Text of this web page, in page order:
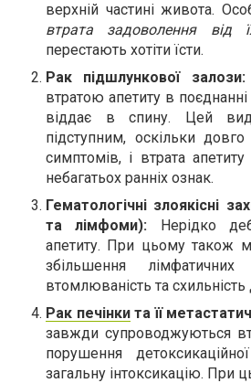
верхній частині живота.
втрата задоволення від
перестають хотіти їсти.
Рак підшлункової залози:
втратою апетиту в
віддає в спину. Цей
підступним, оскільки
симптомів, і втрата
небагатьох ранніх ознак.
Гематологічні злоякісні
та лімфоми): Нерідко
апетиту. При цьому також
збільшення
втомлюваність та схильність
Рак печінкита її
завжди супроводжуються
порушення
загальну інтоксикацію. При